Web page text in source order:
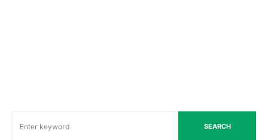
SEARCH